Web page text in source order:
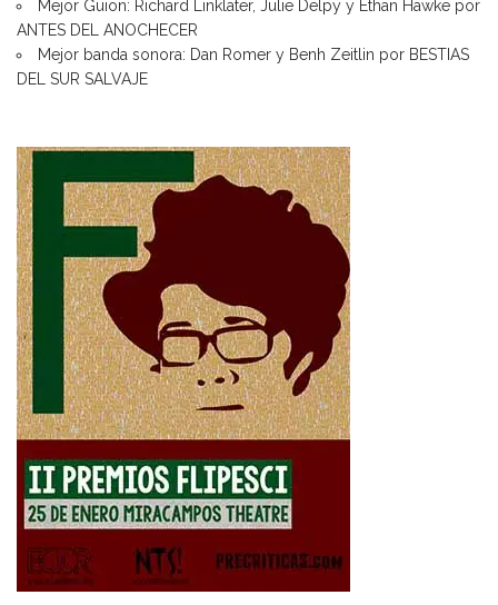
Mejor Guion: Richard Linklater, Julie Delpy y Ethan Hawke por
ANTES DEL ANOCHECER
Mejor banda sonora: Dan Romer y Benh Zeitlin por BESTIAS
DEL SUR SALVAJE